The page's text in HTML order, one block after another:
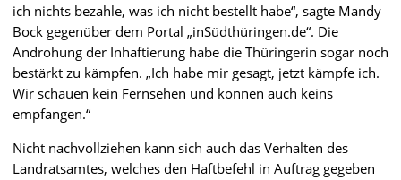
ich nichts bezahle, was ich nicht bestellt habe“, sagte Mandy
Bock gegenüber dem Portal „inSüdthüringen.de“. Die
Androhung der Inhaftierung habe die Thüringerin sogar noch
bestärkt zu kämpfen. „Ich habe mir gesagt, jetzt kämpfe ich.
Wir schauen kein Fernsehen und können auch keins
empfangen.“
Nicht nachvollziehen kann sich auch das Verhalten des
Landratsamtes, welches den Haftbefehl in Auftrag gegeben